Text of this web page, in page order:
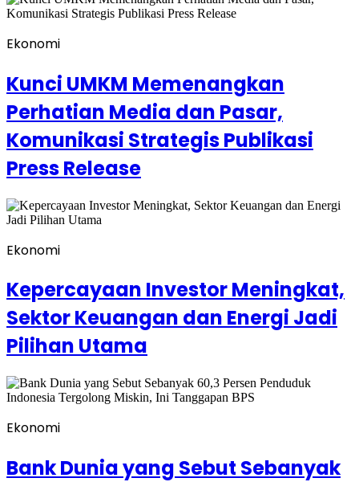
Ekonomi
Kunci UMKM Memenangkan
Perhatian Media dan Pasar,
Komunikasi Strategis Publikasi
Press Release
Ekonomi
Kepercayaan Investor Meningkat,
Sektor Keuangan dan Energi Jadi
Pilihan Utama
Ekonomi
Bank Dunia yang Sebut Sebanyak